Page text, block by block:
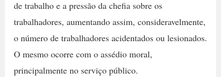
de trabalho e a pressão da chefia sobre os
trabalhadores, aumentando assim, consideravelmente,
o número de trabalhadores acidentados ou lesionados.
O mesmo ocorre com o assédio moral,
principalmente no serviço público.